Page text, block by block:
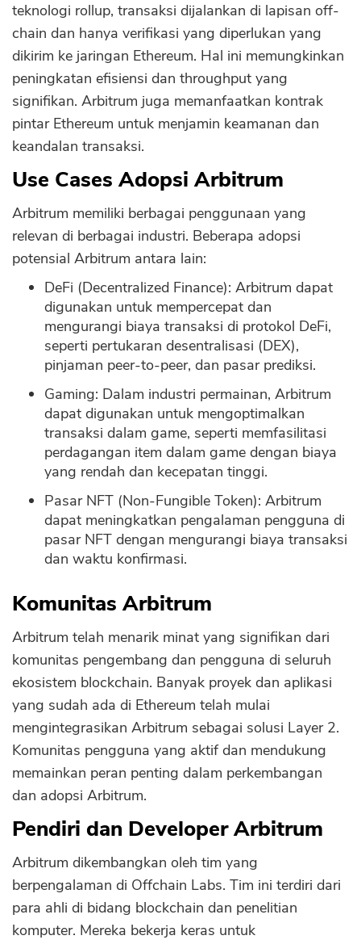
teknologi rollup, transaksi dijalankan di lapisan off-
chain dan hanya verifikasi yang diperlukan yang
dikirim ke jaringan Ethereum. Hal ini memungkinkan
peningkatan efisiensi dan throughput yang
signifikan. Arbitrum juga memanfaatkan kontrak
pintar Ethereum untuk menjamin keamanan dan
keandalan transaksi.
Use Cases Adopsi Arbitrum
Arbitrum memiliki berbagai penggunaan yang
relevan di berbagai industri. Beberapa adopsi
potensial Arbitrum antara lain:
DeFi (Decentralized Finance): Arbitrum dapat
digunakan untuk mempercepat dan
mengurangi biaya transaksi di protokol DeFi,
seperti pertukaran desentralisasi (DEX),
pinjaman peer-to-peer, dan pasar prediksi.
Gaming: Dalam industri permainan, Arbitrum
dapat digunakan untuk mengoptimalkan
transaksi dalam game, seperti memfasilitasi
perdagangan item dalam game dengan biaya
yang rendah dan kecepatan tinggi.
Pasar NFT (Non-Fungible Token): Arbitrum
dapat meningkatkan pengalaman pengguna di
pasar NFT dengan mengurangi biaya transaksi
dan waktu konfirmasi.
Komunitas Arbitrum
Arbitrum telah menarik minat yang signifikan dari
komunitas pengembang dan pengguna di seluruh
ekosistem blockchain. Banyak proyek dan aplikasi
yang sudah ada di Ethereum telah mulai
mengintegrasikan Arbitrum sebagai solusi Layer 2.
Komunitas pengguna yang aktif dan mendukung
memainkan peran penting dalam perkembangan
dan adopsi Arbitrum.
Pendiri dan Developer Arbitrum
Arbitrum dikembangkan oleh tim yang
berpengalaman di Offchain Labs. Tim ini terdiri dari
para ahli di bidang blockchain dan penelitian
komputer. Mereka bekerja keras untuk